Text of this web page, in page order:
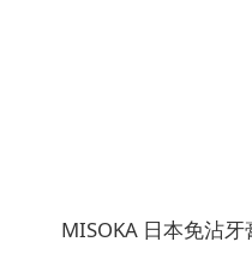
MISOKA 日本免沾